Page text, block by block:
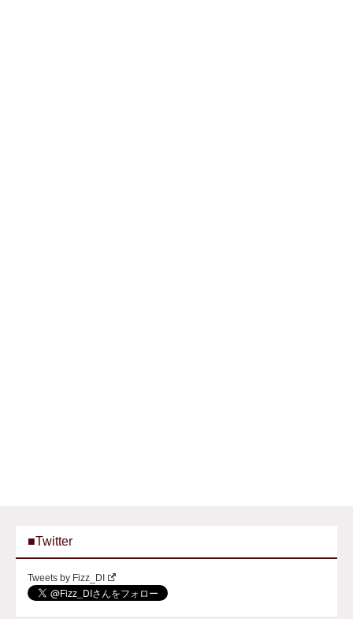
■Twitter
Tweets by Fizz_DI